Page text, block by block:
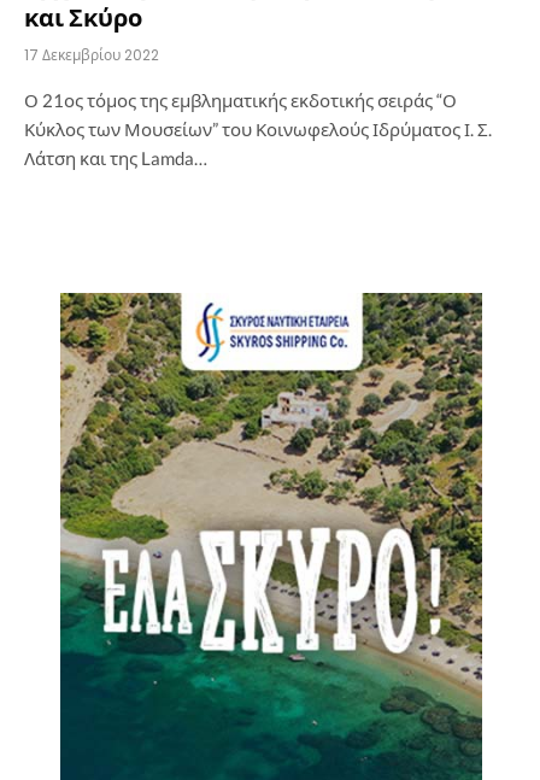
και Σκύρο
17 Δεκεμβρίου 2022
Ο 21ος τόμος της εμβληματικής εκδοτικής σειράς “Ο
Κύκλος των Μουσείων” του Κοινωφελούς Ιδρύματος Ι. Σ.
Λάτση και της Lamda…